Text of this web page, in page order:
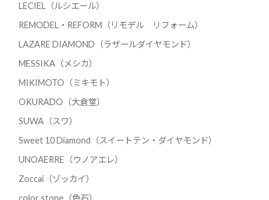
LECIEL（ルシエール）
REMODEL・REFORM（リモデル リフォーム）
LAZARE DIAMOND（ラザールダイヤモンド）
MESSIKA（メシカ）
MIKIMOTO（ミキモト）
OKURADO（大倉堂）
SUWA（スワ）
Sweet 10 Diamond（スイートテン・ダイヤモンド）
UNOAERRE（ウノアエレ）
Zoccai（ゾッカイ）